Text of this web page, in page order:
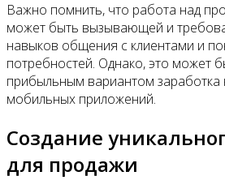
Важно помнить, что работа над
может быть вызывающей и
навыков общения с клиентами и
потребностей. Однако, это может
прибыльным вариантом заработка
мобильных приложений.
Создание
для продажи